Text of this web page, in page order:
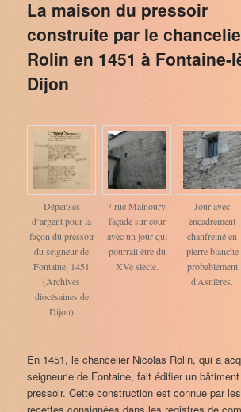
La maison du pressoir
construite par le
Rolin en 1451 à Fontaine-
Dijon
Dépenses
d’argent pour la
façon du pressoir
du seigneur de
Fontaine, 1451
(Archives
diocésaines de
Dijon)
7 rue Malnoury,
façade sur cour
avec un jour qui
pourrait être du
XVe siècle.
Jour avec
encadrement
chanfreiné en
pierre blanche
probablement
d’Asnières.
En 1451, le chancelier Nicolas Rolin, qui a
seigneurie de Fontaine, fait édifier un
pressoir. Cette construction est connue par